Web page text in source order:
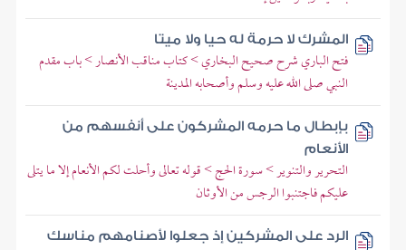
المشرك لا حرمة له حيا ولا ميتا
فتح الباري شرح صحيح البخاري > كتاب مناقب الأنصار > باب مقدم
النبي صلى الله عليه وسلم وأصحابه المدينة
بإبطال ما حرمه المشركون على أنفسهم من
الأنعام
التحرير والتنوير > سورة الحج > قوله تعالى وأحلت لكم الأنعام إلا ما يتلى
عليكم فاجتنبوا الرجس من الأوثان
الرد على المشركين إذ جعلوا لأصنامهم مناسك